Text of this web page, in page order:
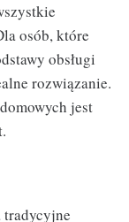
osób, które
obsługi
rozwiązanie.
jest